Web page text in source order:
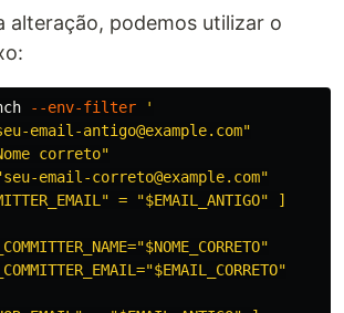
alteração, podemos utilizar o
--env-filter
'
email-antigo@example.com"
correto"
email-correto@example.com"
= "$EMAIL_ANTIGO" ]